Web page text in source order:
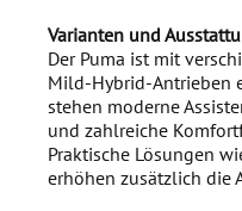
Varianten und
Der Puma ist mit
Mild-Hybrid-Antrieben
stehen moderne
und zahlreiche
Praktische Lösungen
erhöhen zusätzlich die